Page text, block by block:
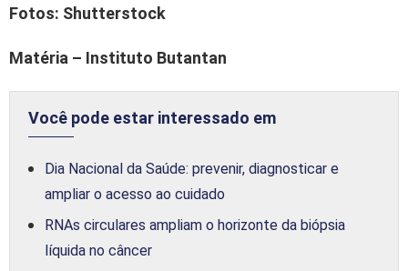
Fotos: Shutterstock
Matéria – Instituto Butantan
Você pode estar interessado em
Dia Nacional da Saúde: prevenir, diagnosticar e
ampliar o acesso ao cuidado
RNAs circulares ampliam o horizonte da biópsia
líquida no câncer